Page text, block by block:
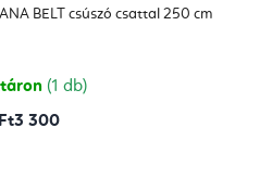
BELT csúszó csattal 250 cm
átlagos
értékelése
csillag.
(1 db)
Ft3 300